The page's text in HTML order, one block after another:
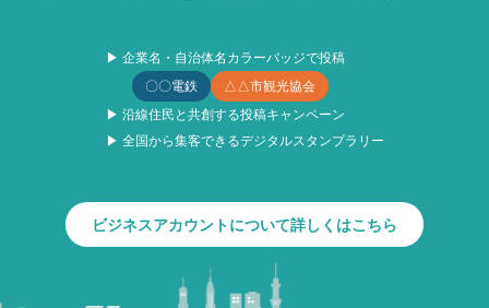
▶ 企業名・自治体名カラーバッジで投稿
〇〇電鉄
△△市観光協会
▶ 沿線住民と共創する投稿キャンペーン
▶ 全国から集客できるデジタルスタンプラリー
ビジネスアカウントについて詳しくはこちら